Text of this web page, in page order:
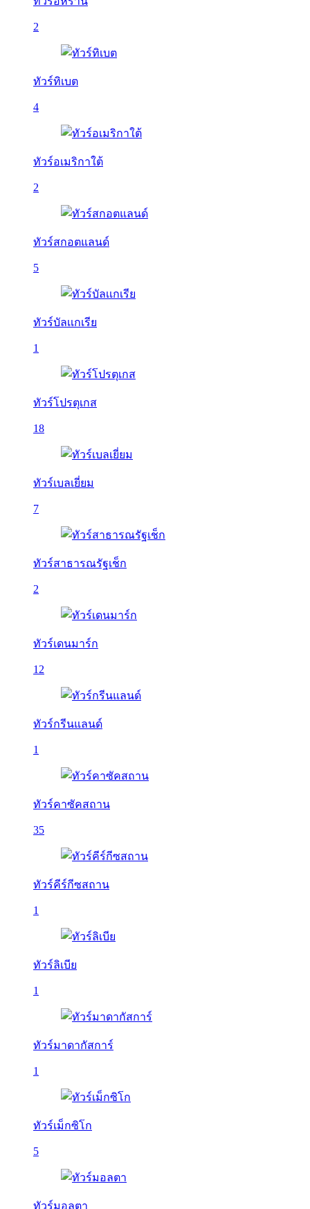
2
ทัวร์ทิเบต
4
ทัวร์อเมริกาใต้
2
ทัวร์สกอตแลนด์
5
ทัวร์บัลเเกเรีย
1
ทัวร์โปรตุเกส
18
ทัวร์เบลเยี่ยม
7
ทัวร์สาธารณรัฐเช็ก
2
ทัวร์เดนมาร์ก
12
ทัวร์กรีนแลนด์
1
ทัวร์คาซัคสถาน
35
ทัวร์คีร์กีซสถาน
1
ทัวร์ลิเบีย
1
ทัวร์มาดากัสการ์
1
ทัวร์เม็กซิโก
5
ทัวร์มอลตา